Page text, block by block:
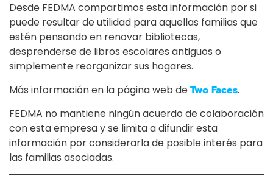
Desde FEDMA compartimos esta información por si
puede resultar de utilidad para aquellas familias que
estén pensando en renovar bibliotecas,
desprenderse de libros escolares antiguos o
simplemente reorganizar sus hogares.
Más información en la página web deTwo Faces.
FEDMA no mantiene ningún acuerdo de colaboración
con esta empresa y se limita a difundir esta
información por considerarla de posible interés para
las familias asociadas.